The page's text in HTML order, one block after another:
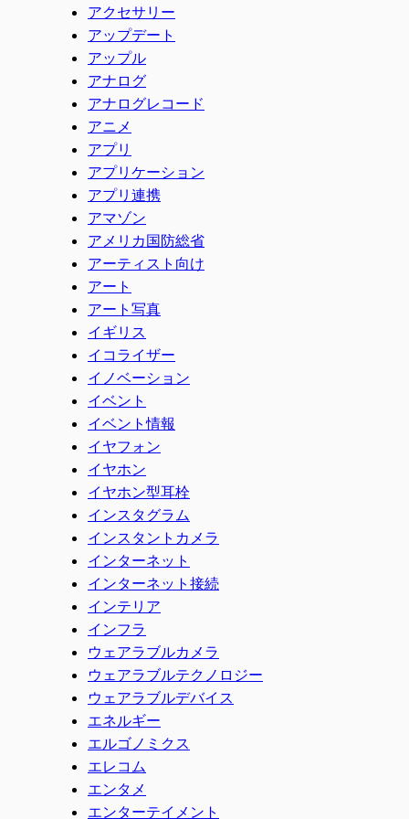
アクセサリー
アップデート
アップル
アナログ
アナログレコード
アニメ
アプリ
アプリケーション
アプリ連携
アマゾン
アメリカ国防総省
アーティスト向け
アート
アート写真
イギリス
イコライザー
イノベーション
イベント
イベント情報
イヤフォン
イヤホン
イヤホン型耳栓
インスタグラム
インスタントカメラ
インターネット
インターネット接続
インテリア
インフラ
ウェアラブルカメラ
ウェアラブルテクノロジー
ウェアラブルデバイス
エネルギー
エルゴノミクス
エレコム
エンタメ
エンターテイメント